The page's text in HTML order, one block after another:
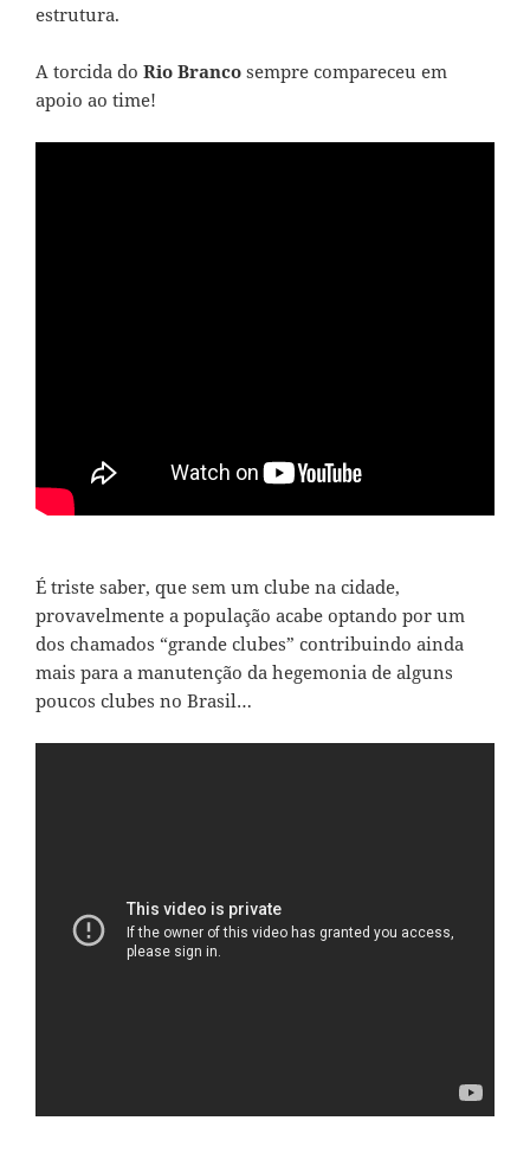
estrutura.
A torcida do Rio Branco sempre compareceu em
apoio ao time!
É triste saber, que sem um clube na cidade,
provavelmente a população acabe optando por um
dos chamados “grande clubes” contribuindo ainda
mais para a manutenção da hegemonia de alguns
poucos clubes no Brasil…